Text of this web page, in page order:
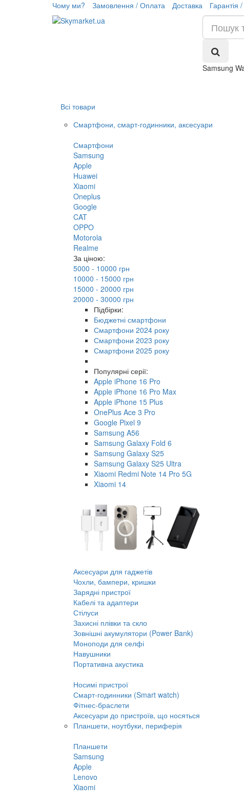
Чому ми? Замовлення / Оплата Доставка Гарантія
Samsung
Всі товари
Смартфони, смарт-годинники, аксесуари
Смартфони
Samsung
Apple
Huawei
Xiaomi
Oneplus
Google
CAT
OPPO
Motorola
Realme
За ціною:
5000 - 10000 грн
10000 - 15000 грн
15000 - 20000 грн
20000 - 30000 грн
Підбірки:
Бюджетні смартфони
Смартфони 2024 року
Смартфони 2023 року
Смартфони 2025 року
Популярні серії:
Apple iPhone 16 Pro
Apple iPhone 16 Pro Max
Apple iPhone 15 Plus
OnePlus Ace 3 Pro
Google Pixel 9
Samsung A56
Samsung Galaxy Fold 6
Samsung Galaxy S25
Samsung Galaxy S25 Ultra
Xiaomi Redmi Note 14 Pro 5G
Xiaomi 14
Аксесуари для гаджетів
Чохли, бампери, кришки
Зарядні пристрої
Кабелі та адаптери
Стілуси
Захисні плівки та скло
Зовнішні акумулятори (Power Bank)
Моноподи для селфі
Навушники
Портативна акустика
Носимі пристрої
Смарт-годинники (Smart watch)
Фітнес-браслети
Аксесуари до пристроїв, що носяться
Планшети, ноутбуки, периферія
Планшети
Samsung
Apple
Lenovo
Xiaomi